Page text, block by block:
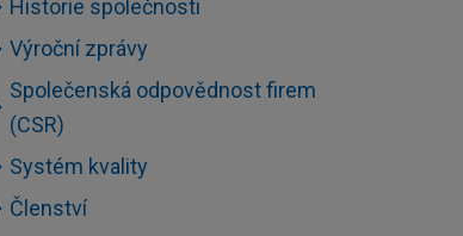
Historie společnosti
Výroční zprávy
Společenská odpovědnost firem
(CSR)
Systém kvality
Členství